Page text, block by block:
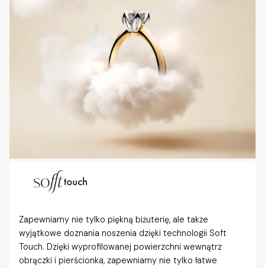
Zapewniamy nie tylko piękną biżuterię, ale także
wyjątkowe doznania noszenia dzięki technologii Soft
Touch. Dzięki wyprofilowanej powierzchni wewnątrz
obrączki i pierścionka, zapewniamy nie tylko łatwe